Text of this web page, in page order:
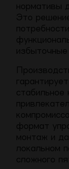
нормативы
Это
избыточные
стабильное
формат
монтаж и
локальном
сложного